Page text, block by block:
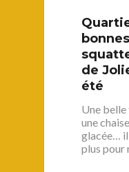
de
été
Une belle
une
glacée… il
plus pour